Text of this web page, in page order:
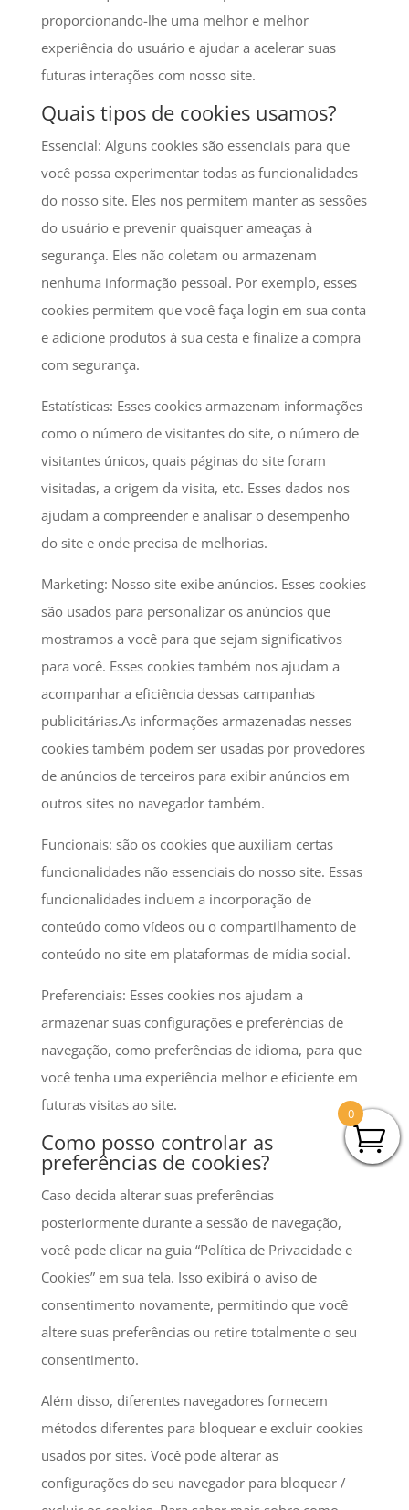
proporcionando-lhe uma melhor e melhor
experiência do usuário e ajudar a acelerar suas
futuras interações com nosso site.
Quais tipos de cookies usamos?
Essencial: Alguns cookies são essenciais para que
você possa experimentar todas as funcionalidades
do nosso site. Eles nos permitem manter as sessões
do usuário e prevenir quaisquer ameaças à
segurança. Eles não coletam ou armazenam
nenhuma informação pessoal. Por exemplo, esses
cookies permitem que você faça login em sua conta
e adicione produtos à sua cesta e finalize a compra
com segurança.
Estatísticas: Esses cookies armazenam informações
como o número de visitantes do site, o número de
visitantes únicos, quais páginas do site foram
visitadas, a origem da visita, etc. Esses dados nos
ajudam a compreender e analisar o desempenho
do site e onde precisa de melhorias.
Marketing: Nosso site exibe anúncios. Esses cookies
são usados ​​para personalizar os anúncios que
mostramos a você para que sejam significativos
para você. Esses cookies também nos ajudam a
acompanhar a eficiência dessas campanhas
publicitárias.As informações armazenadas nesses
cookies também podem ser usadas por provedores
de anúncios de terceiros para exibir anúncios em
outros sites no navegador também.
Funcionais: são os cookies que auxiliam certas
funcionalidades não essenciais do nosso site. Essas
funcionalidades incluem a incorporação de
conteúdo como vídeos ou o compartilhamento de
conteúdo no site em plataformas de mídia social.
Preferenciais: Esses cookies nos ajudam a
armazenar suas configurações e preferências de
navegação, como preferências de idioma, para que
você tenha uma experiência melhor e eficiente em
futuras visitas ao site.
Como posso controlar as
preferências de cookies?
Caso decida alterar suas preferências
posteriormente durante a sessão de navegação,
você pode clicar na guia “Política de Privacidade e
Cookies” em sua tela. Isso exibirá o aviso de
consentimento novamente, permitindo que você
altere suas preferências ou retire totalmente o seu
consentimento.
Além disso, diferentes navegadores fornecem
métodos diferentes para bloquear e excluir cookies
usados por sites. Você pode alterar as
configurações do seu navegador para bloquear /
0